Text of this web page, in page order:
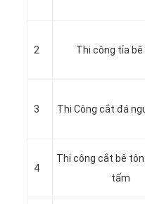
2 Thi công tỉa
3 Thi Công cắt đá
4
Thi công cắt bê
tấm